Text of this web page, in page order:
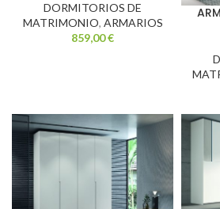
DORMITORIOS DE
MATRIMONIO, ARMARIOS
859,00€